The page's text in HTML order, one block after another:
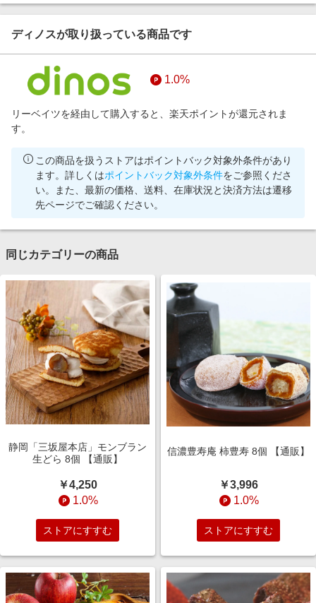
ディノスが取り扱っている商品です
1.0%
リーベイツを経由して購入すると、楽天ポイントが還元されま
す。
この商品を扱うストアはポイントバック対象外条件があり
ます。詳しくはポイントバック対象外条件をご参照くださ
い。また、最新の価格、送料、在庫状況と決済方法は遷移
先ページでご確認ください。
同じカテゴリーの商品
静岡「三坂屋本店」モンブラン
生どら 8個 【通販】
￥4,250
1.0%
ストアにすすむ
信濃豊寿庵 柿豊寿 8個 【通販】
￥3,996
1.0%
ストアにすすむ